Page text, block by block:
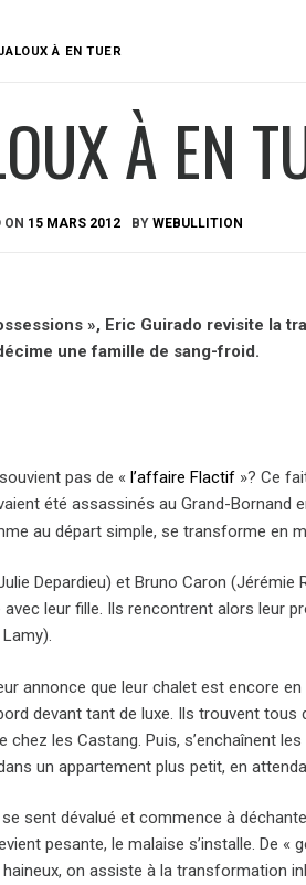
À EN TUER
À EN
ON 15 MARS 2012 BYWEBULLITION
», Eric Guirado revisite la
une famille de sang-froid.
pas de «l’affaire Flactif »? Ce
été assassinés au Grand-Bornand
au départ simple, se transforme en
Depardieu) et Bruno Caron (Jérémie
leur fille. Ils rencontrent alors leur
annonce que leur chalet est encore
devant tant de luxe. Ils trouvent
chez les Castang. Puis, s’enchaînent
un appartement plus petit, en
sent dévalué et commence à
pesante, le malaise s’installe. De «
on assiste à la transformation